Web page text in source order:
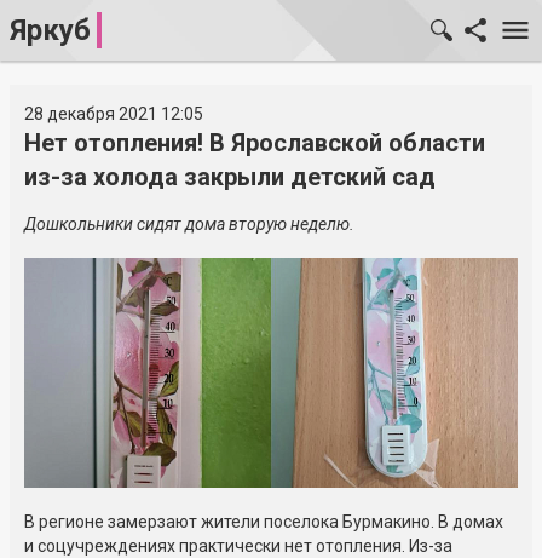
Яркуб
28 декабря 2021 12:05
Нет отопления! В Ярославской области
из-за холода закрыли детский сад
Дошкольники сидят дома вторую неделю.
В регионе замерзают жители поселока Бурмакино. В домах
и соцучреждениях практически нет отопления. Из-за